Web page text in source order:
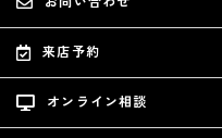
来店予約
オンライン相談